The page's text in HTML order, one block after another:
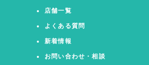
店舗一覧
よくある質問
新着情報
お問い合わせ・相談